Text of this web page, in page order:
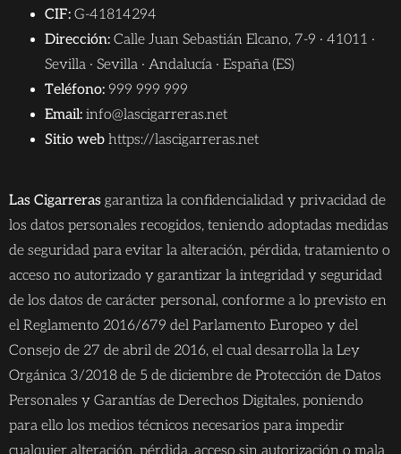
CIF: G-41814294
Dirección: Calle Juan Sebastián Elcano, 7-9 · 41011 ·
Sevilla · Sevilla · Andalucía · España (ES)
Teléfono: 999 999 999
Email: info@lascigarreras.net
Sitio web https://lascigarreras.net
Las Cigarreras garantiza la confidencialidad y privacidad de
los datos personales recogidos, teniendo adoptadas medidas
de seguridad para evitar la alteración, pérdida, tratamiento o
acceso no autorizado y garantizar la integridad y seguridad
de los datos de carácter personal, conforme a lo previsto en
el Reglamento 2016/679 del Parlamento Europeo y del
Consejo de 27 de abril de 2016, el cual desarrolla la Ley
Orgánica 3/2018 de 5 de diciembre de Protección de Datos
Personales y Garantías de Derechos Digitales, poniendo
para ello los medios técnicos necesarios para impedir